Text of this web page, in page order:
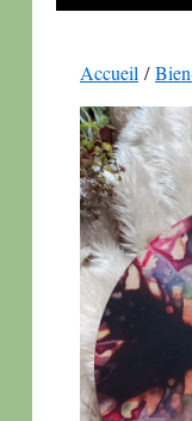
Accueil /